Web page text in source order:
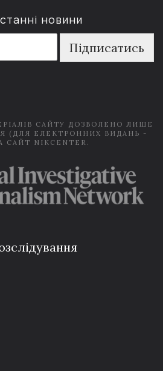
новини
Підписатись
САЙТУ ДОЗВОЛЕНО ЛИШЕ
(ДЛЯ ЕЛЕКТРОННИХ ВИДАНЬ -
NIKCENTER.